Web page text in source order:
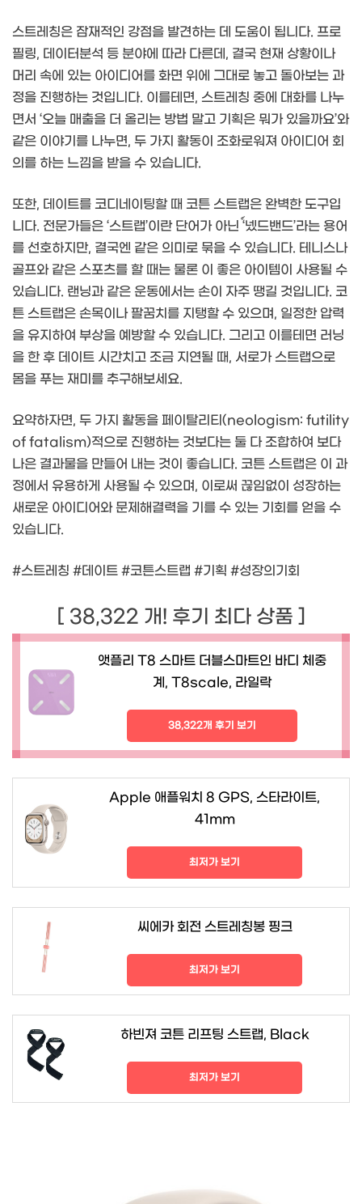
스트레칭은 잠재적인 강점을 발견하는 데 도움이 됩니다. 프로
필링, 데이터분석 등 분야에 따라 다른데, 결국 현재 상황이나
머리 속에 있는 아이디어를 화면 위에 그대로 놓고 돌아보는 과
정을 진행하는 것입니다. 이를테면, 스트레칭 중에 대화를 나누
면서 ‘오늘 매출을 더 올리는 방법 말고 기획은 뭐가 있을까요’와
같은 이야기를 나누면, 두 가지 활동이 조화로워져 아이디어 회
의를 하는 느낌을 받을 수 있습니다.
또한, 데이트를 코디네이팅할 때 코튼 스트랩은 완벽한 도구입
니다. 전문가들은 ‘스트랩’이란 단어가 아닌 ‘์넸드밴드’라는 용어
를 선호하지만, 결국엔 같은 의미로 묶을 수 있습니다. 테니스나
골프와 같은 스포츠를 할 때는 물론 이 좋은 아이템이 사용될 수
있습니다. 랜닝과 같은 운동에서는 손이 자주 땡길 것입니다. 코
튼 스트랩은 손목이나 팔꿈치를 지탱할 수 있으며, 일정한 압력
을 유지하여 부상을 예방할 수 있습니다. 그리고 이를테면 러닝
을 한 후 데이트 시간치고 조금 지연될 때, 서로가 스트랩으로
몸을 푸는 재미를 추구해보세요.
요약하자면, 두 가지 활동을 페이탈리티(neologism: futility
of fatalism)적으로 진행하는 것보다는 둘 다 조합하여 보다
나은 결과물을 만들어 내는 것이 좋습니다. 코튼 스트랩은 이 과
정에서 유용하게 사용될 수 있으며, 이로써 끊임없이 성장하는
새로운 아이디어와 문제해결력을 기를 수 있는 기회를 얻을 수
있습니다.
#스트레칭 #데이트 #코튼스트랩 #기획 #성장의기회
[ 38,322 개! 후기 최다 상품 ]
앳플리 T8 스마트 더블스마트인 바디 체중
계, T8scale, 라일락
38,322개 후기 보기
Apple 애플워치 8 GPS, 스타라이트,
41mm
최저가 보기
씨에카 회전 스트레칭봉 핑크
최저가 보기
하빈져 코튼 리프팅 스트랩, Black
최저가 보기